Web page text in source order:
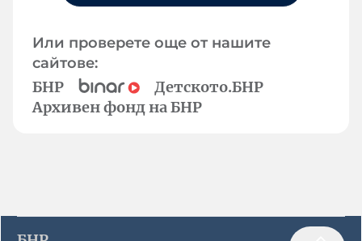
Или проверете още от нашите
сайтове:
БНР
Детското.БНР
Архивен фонд на БНР